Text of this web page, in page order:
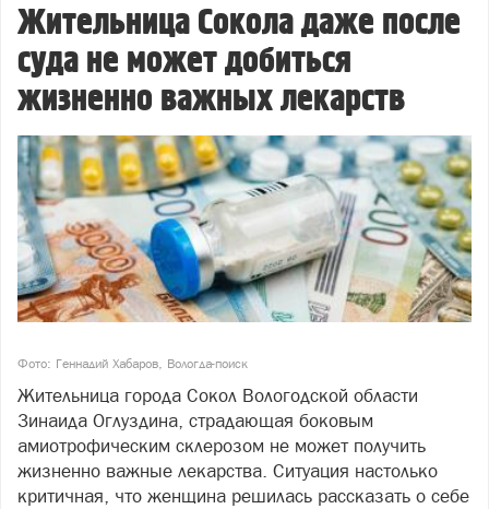
Жительница Сокола даже после
суда не может добиться
жизненно важных лекарств
Фото: Геннадий Хабаров, Вологда-поиск
Жительница города Сокол Вологодской области
Зинаида Оглуздина, страдающая боковым
амиотрофическим склерозом не может получить
жизненно важные лекарства. Ситуация настолько
критичная, что женщина решилась рассказать о себе